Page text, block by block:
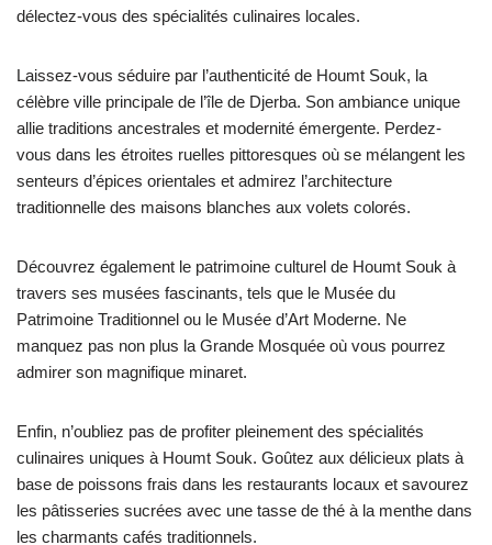
délectez-vous des spécialités culinaires locales.
Laissez-vous séduire par l’authenticité de Houmt Souk, la
célèbre ville principale de l’île de Djerba. Son ambiance unique
allie traditions ancestrales et modernité émergente. Perdez-
vous dans les étroites ruelles pittoresques où se mélangent les
senteurs d’épices orientales et admirez l’architecture
traditionnelle des maisons blanches aux volets colorés.
Découvrez également le patrimoine culturel de Houmt Souk à
travers ses musées fascinants, tels que le Musée du
Patrimoine Traditionnel ou le Musée d’Art Moderne. Ne
manquez pas non plus la Grande Mosquée où vous pourrez
admirer son magnifique minaret.
Enfin, n’oubliez pas de profiter pleinement des spécialités
culinaires uniques à Houmt Souk. Goûtez aux délicieux plats à
base de poissons frais dans les restaurants locaux et savourez
les pâtisseries sucrées avec une tasse de thé à la menthe dans
les charmants cafés traditionnels.